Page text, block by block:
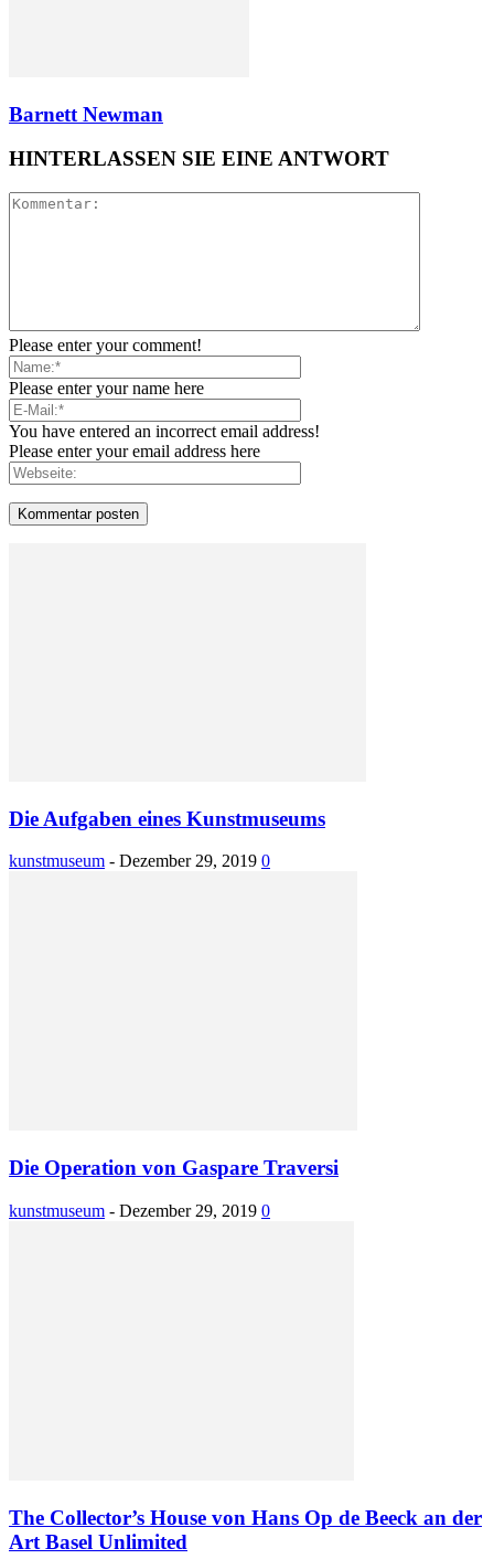
Barnett Newman
HINTERLASSEN SIE EINE ANTWORT
Please enter your comment!
Please enter your name here
You have entered an incorrect email address!
Please enter your email address here
Die Aufgaben eines Kunstmuseums
kunstmuseum - Dezember 29, 2019 0
Die Operation von Gaspare Traversi
kunstmuseum - Dezember 29, 2019 0
The Collector’s House von Hans Op de Beeck an der
Art Basel Unlimited